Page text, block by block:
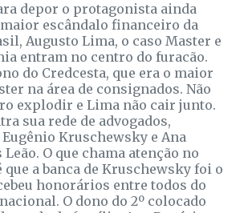
depor o protagonista ainda
escândalo financeiro da
Augusto Lima, o caso Master e
entram no centro do furacão.
do Credcesta, que era o maior
na área de consignados. Não
explodir e Lima não cair junto.
sua rede de advogados,
Kruschewsky e Ana
O que chama atenção no
que a banca de Kruschewsky foi o
honorários entre todos do
O dono do 2º colocado